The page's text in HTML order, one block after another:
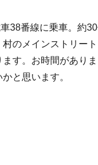
38番線に乗車。約
のメインストリー
す。お時間があり
と思います。